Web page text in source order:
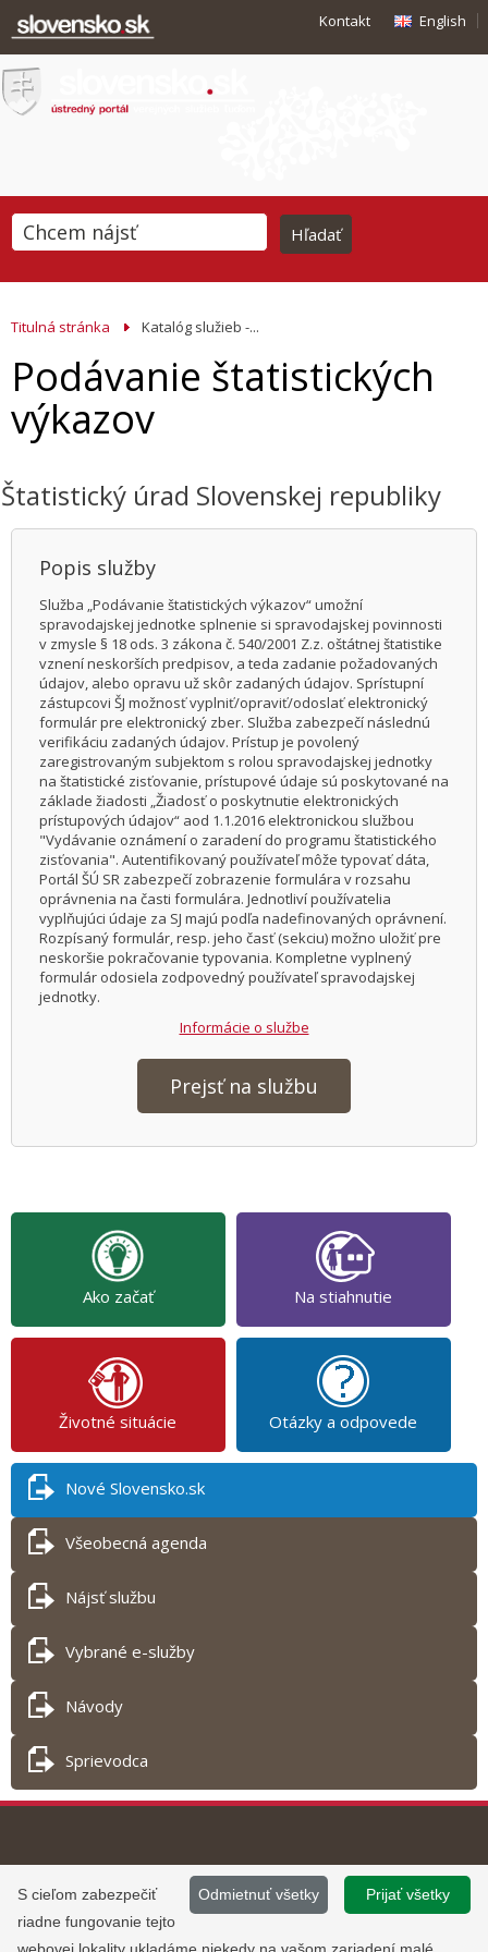
Kontakt English
Titulná stránka Katalóg služieb -...
Podávanie štatistických
výkazov
Štatistický úrad Slovenskej republiky
Popis služby
Služba „Podávanie štatistických výkazov“ umožní
spravodajskej jednotke splnenie si spravodajskej povinnosti
v zmysle § 18 ods. 3 zákona č. 540/2001 Z.z. oštátnej štatistike
vznení neskorších predpisov, a teda zadanie požadovaných
údajov, alebo opravu už skôr zadaných údajov. Sprístupní
zástupcovi ŠJ možnosť vyplniť/opraviť/odoslať elektronický
formulár pre elektronický zber. Služba zabezpečí následnú
verifikáciu zadaných údajov. Prístup je povolený
zaregistrovaným subjektom s rolou spravodajskej jednotky
na štatistické zisťovanie, prístupové údaje sú poskytované na
základe žiadosti „Žiadosť o poskytnutie elektronických
prístupových údajov“ aod 1.1.2016 elektronickou službou
"Vydávanie oznámení o zaradení do programu štatistického
zisťovania". Autentifikovaný používateľ môže typovať dáta,
Portál ŠÚ SR zabezpečí zobrazenie formulára v rozsahu
oprávnenia na časti formulára. Jednotliví používatelia
vyplňujúci údaje za SJ majú podľa nadefinovaných oprávnení.
Rozpísaný formulár, resp. jeho časť (sekciu) možno uložiť pre
neskoršie pokračovanie typovania. Kompletne vyplnený
formulár odosiela zodpovedný používateľ spravodajskej
jednotky.
Informácie o službe
Prejsť na službu
Ako začať Na stiahnutie
Životné situácie Otázky a odpovede
Nové Slovensko.sk
Všeobecná agenda
Nájsť službu
Vybrané e-služby
Návody
Sprievodca
Tlač obsahu
©2013 - 2026, Slovensko.sk
Informácie zverejnené na portáli
majú informatívny charakter.
Prevádzku stránky
www.slovensko.sk a správu jej
obsahu zabezpečuje
Prijať všetky
Odmietnuť všetky
S cieľom zabezpečiť
riadne fungovanie tejto